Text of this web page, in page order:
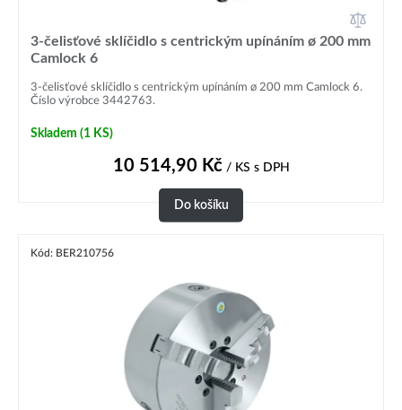
3-čelisťové sklíčidlo s centrickým upínáním ø 200 mm
Camlock 6
3-čelisťové sklíčidlo s centrickým upínáním ø 200 mm Camlock 6.
Číslo výrobce 3442763.
Skladem (1 KS)
10 514,90 Kč/ KS s DPH
Do košíku
Kód: BER210756